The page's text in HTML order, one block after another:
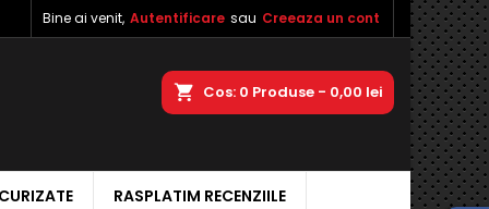
Bine ai venit, Autentificare sau Creeaza un cont
Cos 0 Produse - 0,00 lei
RASPLATIM RECENZIILE